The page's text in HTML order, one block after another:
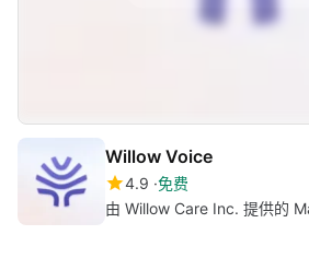
Willow Voice
4.9 免费
由 Willow Care Inc. 提供的